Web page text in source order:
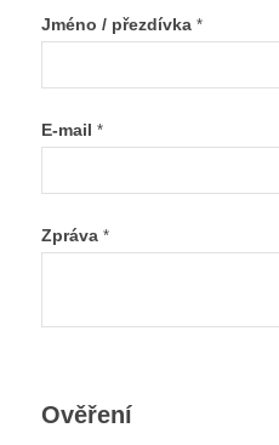
Jméno / přezdívka *
E-mail *
Zpráva *
Ověření